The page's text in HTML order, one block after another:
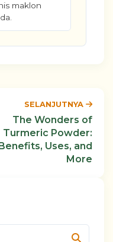
maklon
SELANJUTNYA
The Wonders of
Turmeric Powder:
Benefits, Uses, and
More